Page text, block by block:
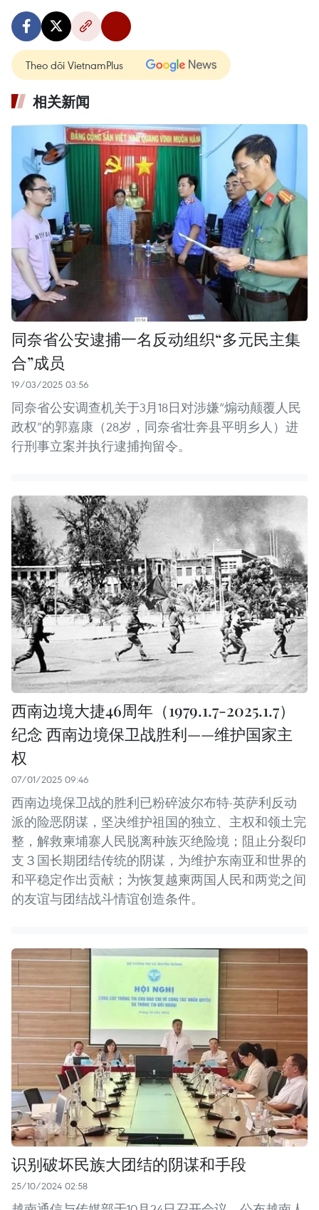
Theo dõi VietnamPlus
相关新闻
同奈省公安逮捕一名反动组织“多元民主集
合”成员
19/03/2025 03:56
同奈省公安调查机关于3月18日对涉嫌“煽动颠覆人民
政权”的郭嘉康（28岁，同奈省壮奔县平明乡人）进
行刑事立案并执行逮捕拘留令。
西南边境大捷46周年（1979.1.7-2025.1.7）
纪念 西南边境保卫战胜利——维护国家主
权
07/01/2025 09:46
西南边境保卫战的胜利已粉碎波尔布特-英萨利反动
派的险恶阴谋，坚决维护祖国的独立、主权和领土完
整，解救柬埔寨人民脱离种族灭绝险境；阻止分裂印
支３国长期团结传统的阴谋，为维护东南亚和世界的
和平稳定作出贡献；为恢复越柬两国人民和两党之间
的友谊与团结战斗情谊创造条件。
识别破坏民族大团结的阴谋和手段
25/10/2024 02:58